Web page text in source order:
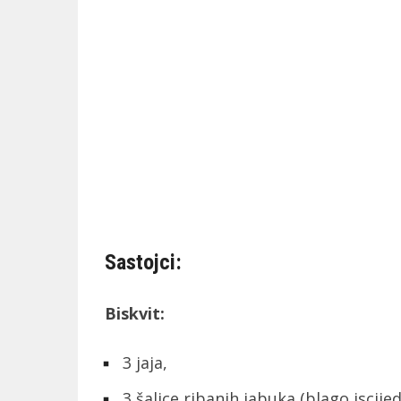
Sastojci:
Biskvit:
3 jaja,